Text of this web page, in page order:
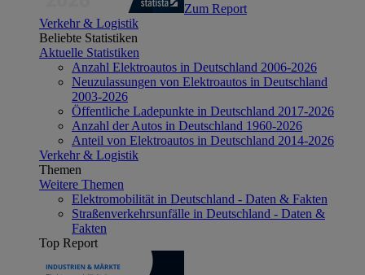
Zum Report
Verkehr & Logistik
Beliebte Statistiken
Aktuelle Statistiken
Anzahl Elektroautos in Deutschland 2006-2026
Neuzulassungen von Elektroautos in Deutschland
2003-2026
Öffentliche Ladepunkte in Deutschland 2017-2026
Anzahl der Autos in Deutschland 1960-2026
Anteil von Elektroautos in Deutschland 2014-2026
Verkehr & Logistik
Themen
Weitere Themen
Elektromobilität in Deutschland - Daten & Fakten
Straßenverkehrsunfälle in Deutschland - Daten &
Fakten
Top Report